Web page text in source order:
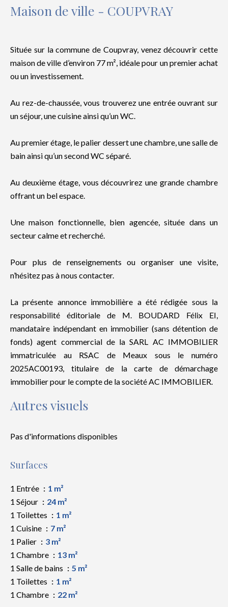
Maison de ville - COUPVRAY
Située sur la commune de Coupvray, venez découvrir cette
maison de ville d’environ 77 m², idéale pour un premier achat
ou un investissement.
Au rez-de-chaussée, vous trouverez une entrée ouvrant sur
un séjour, une cuisine ainsi qu’un WC.
Au premier étage, le palier dessert une chambre, une salle de
bain ainsi qu’un second WC séparé.
Au deuxième étage, vous découvrirez une grande chambre
offrant un bel espace.
Une maison fonctionnelle, bien agencée, située dans un
secteur calme et recherché.
Pour plus de renseignements ou organiser une visite,
n’hésitez pas à nous contacter.
La présente annonce immobilière a été rédigée sous la
responsabilité éditoriale de M. BOUDARD Félix EI,
mandataire indépendant en immobilier (sans détention de
fonds) agent commercial de la SARL AC IMMOBILIER
immatriculée au RSAC de Meaux sous le numéro
2025AC00193, titulaire de la carte de démarchage
immobilier pour le compte de la société AC IMMOBILIER.
Autres visuels
Pas d'informations disponibles
Surfaces
1 Entrée
1 m²
1 Séjour
24 m²
1 Toilettes
1 m²
1 Cuisine
7 m²
1 Palier
3 m²
1 Chambre
13 m²
1 Salle de bains
5 m²
1 Toilettes
1 m²
1 Chambre
22 m²